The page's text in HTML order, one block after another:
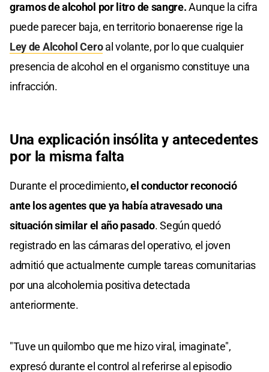
gramos de alcohol por litro de sangre.Aunque la cifra
puede parecer baja, en territorio bonaerense rige la
Ley de Alcohol Ceroal volante, por lo que cualquier
presencia de alcohol en el organismo constituye una
infracción.
Una explicación insólita y antecedentes
por la misma falta
Durante el procedimiento, el conductor reconoció
ante los agentes que ya había atravesado una
situación similar el año pasado. Según quedó
registrado en las cámaras del operativo, el joven
admitió que actualmente cumple tareas comunitarias
por una alcoholemia positiva detectada
anteriormente.
"Tuve un quilombo que me hizo viral, imaginate",
expresó durante el control al referirse al episodio